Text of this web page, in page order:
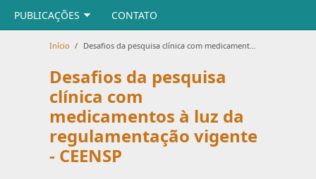
PUBLICAÇÕES CONTATO
Início / Desafios da pesquisa clínica com medicamentos à luz da regulamentação vigente - CEENSP
Desafios da pesquisa
clínica com
medicamentos à luz da
regulamentação vigente
- CEENSP